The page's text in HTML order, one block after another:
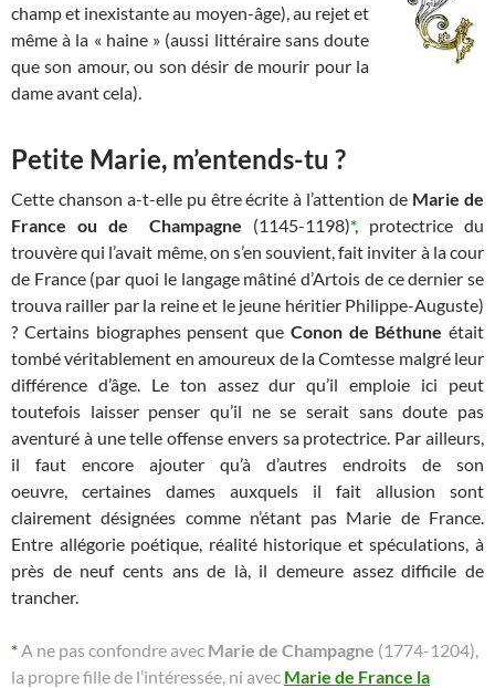
champ et inexistante au moyen-âge), au rejet et
même à la « haine » (aussi littéraire sans doute
que son amour, ou son désir de mourir pour la
dame avant cela).
Petite Marie, m’entends-tu ?
Cette chanson a-t-elle pu être écrite à l’attention de Marie de
France ou de
Champagne (1145-1198)*, protectrice du
trouvère qui l’avait même, on s’en souvient, fait inviter à la cour
de France (par quoi le langage mâtiné d’Artois de ce dernier se
trouva railler par la reine et le jeune héritier Philippe-Auguste)
? Certains biographes pensent que Conon de Béthune était
tombé véritablement en amoureux de la Comtesse malgré leur
différence d’âge. Le ton assez dur qu’il emploie ici peut
toutefois laisser penser qu’il ne se serait sans doute pas
aventuré à une telle offense envers sa protectrice. Par ailleurs,
il faut encore ajouter qu’à d’autres endroits de son
oeuvre, certaines dames auxquels il fait allusion sont
clairement désignées comme n’étant pas Marie de France.
Entre allégorie poétique, réalité historique et spéculations, à
près de neuf cents ans de là, il demeure assez difficile de
trancher.
* A ne pas confondre avec Marie de Champagne (1774-1204),
la propre fille de l’intéressée, ni avec Marie de France la